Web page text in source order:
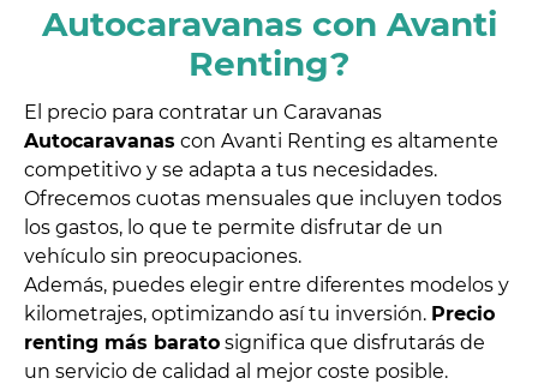
Autocaravanas con Avanti
Renting?
El precio para contratar un Caravanas
Autocaravanas con Avanti Renting es altamente
competitivo y se adapta a tus necesidades.
Ofrecemos cuotas mensuales que incluyen todos
los gastos, lo que te permite disfrutar de un
vehículo sin preocupaciones.
Además, puedes elegir entre diferentes modelos y
kilometrajes, optimizando así tu inversión. Precio
renting más barato significa que disfrutarás de
un servicio de calidad al mejor coste posible.